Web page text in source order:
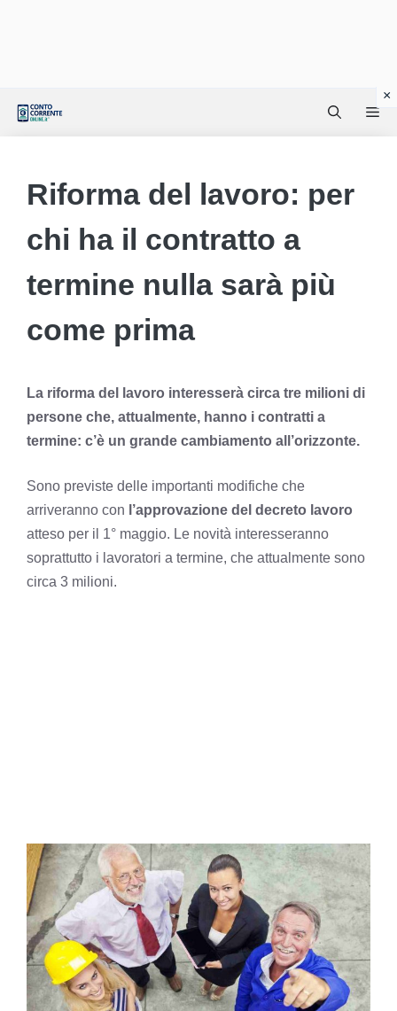
Riforma del lavoro: per
chi ha il contratto a
termine nulla sarà più
come prima
La riforma del lavoro interesserà circa tre milioni di
persone che, attualmente, hanno i contratti a
termine: c’è un grande cambiamento all’orizzonte.
Sono previste delle importanti modifiche che
arriveranno con l’approvazione del decreto lavoro
atteso per il 1° maggio. Le novità interesseranno
soprattutto i lavoratori a termine, che attualmente sono
circa 3 milioni.